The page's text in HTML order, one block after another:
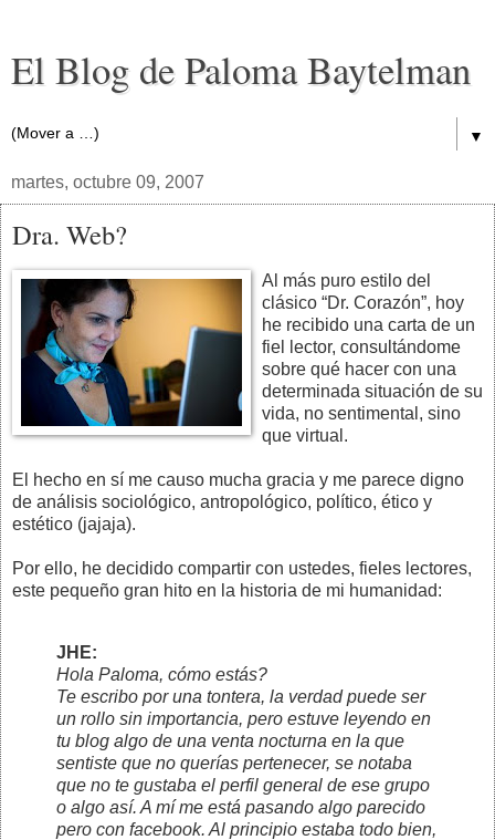
El Blog de Paloma Baytelman
▼
martes, octubre 09, 2007
Dra. Web?
Al más puro estilo del
clásico “Dr. Corazón”, hoy
he recibido una carta de un
fiel lector, consultándome
sobre qué hacer con una
determinada situación de su
vida, no sentimental, sino
que virtual.
El hecho en sí me causo mucha gracia y me parece digno
de análisis sociológico, antropológico, político, ético y
estético (jajaja).
Por ello, he decidido compartir con ustedes, fieles lectores,
este pequeño gran hito en la historia de mi humanidad:
JHE:
Hola Paloma, cómo estás?
Te escribo por una tontera, la verdad puede ser
un rollo sin importancia, pero estuve leyendo en
tu blog algo de una venta nocturna en la que
sentiste que no querías pertenecer, se notaba
que no te gustaba el perfil general de ese grupo
o algo así. A mí me está pasando algo parecido
pero con facebook. Al principio estaba todo bien,